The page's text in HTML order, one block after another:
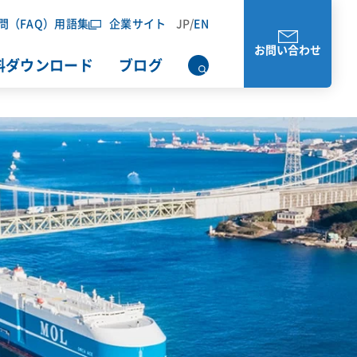
ダウンロード ブログ
（FAQ） 用語集 企業サイト JP/ EN
お問い合わせ